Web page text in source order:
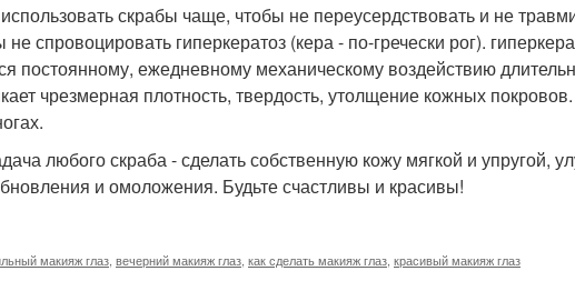
скрабы чаще, чтобы не переусердствовать и не
не спровоцировать гиперкератоз (кера - по-гречески рог).
постоянному, ежедневному механическому воздействию
чрезмерная плотность, твердость, утолщение кожных
любого скраба - сделать собственную кожу мягкой и упругой,
и омоложения. Будьте счастливы и красивы!
макияж глаз вечерний макияж глаз как сделать макияж глаз красивый макияж глаз